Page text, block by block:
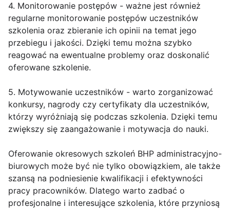
4. Monitorowanie postępów - ważne jest również
regularne monitorowanie postępów uczestników
szkolenia oraz zbieranie ich opinii na temat jego
przebiegu i jakości. Dzięki temu można szybko
reagować na ewentualne problemy oraz doskonalić
oferowane szkolenie.
5. Motywowanie uczestników - warto zorganizować
konkursy, nagrody czy certyfikaty dla uczestników,
którzy wyróżniają się podczas szkolenia. Dzięki temu
zwiększy się zaangażowanie i motywacja do nauki.
Oferowanie okresowych szkoleń BHP administracyjno-
biurowych może być nie tylko obowiązkiem, ale także
szansą na podniesienie kwalifikacji i efektywności
pracy pracowników. Dlatego warto zadbać o
profesjonalne i interesujące szkolenia, które przyniosą